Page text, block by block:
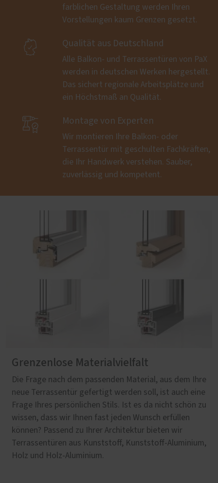
farblichen Gestaltung werden Ihren
Vorstellungen kaum Grenzen gesetzt.
 Qualität aus Deutschland
Alle Balkon- und Terrassentüren von PaX
werden in deutschen Werken hergestellt.
Das sichert regionale Arbeitsplätze und
ein Höchstmaß an Qualität.
 Montage von Experten
Wir montieren Ihre Balkon- oder
Terrassentür mit geschulten Fachkräften,
die Ihr Handwerk verstehen. Sauber,
zuverlässig und kompetent.
Grenzenlose Materialvielfalt
Die Frage nach dem passenden Material, aus dem Ihre
neue Terrassentür gefertigt werden soll, ist auch eine
Frage Ihres persönlichen Stils. Ist es da nicht schön zu
wissen, dass wir Ihnen fast jeden Wunsch erfüllen
können? Passend zu Ihrer Architektur bieten wir
Terrassentüren aus Kunststoff, Kunststoff-Aluminium,
Holz und Holz-Aluminium.